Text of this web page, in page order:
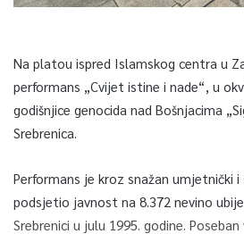
Na platou ispred Islamskog centra u
performans „Cvijet istine i nade“, u
godišnjice genocida nad Bošnjacima
Srebrenica.
Performans je kroz snažan umjetnički
podsjetio javnost na 8.372 nevino
Srebrenici u julu 1995. godine.